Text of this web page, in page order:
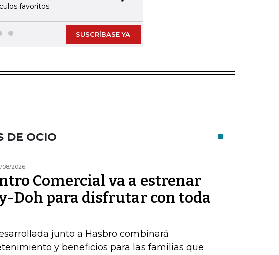
favoritos
SUSCRÍBASE YA
DE OCIO
08/2026
Comercial va a estrenar
Doh para disfrutar con toda
junto a Hasbro combinará
y beneficios para las familias que